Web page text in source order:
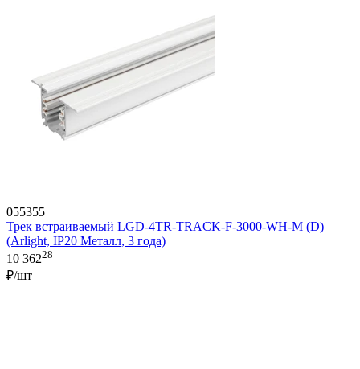
055355
Трек встраиваемый LGD-4TR-TRACK-F-3000-WH-M (D)
(Arlight, IP20 Металл, 3 года)
10 36228
₽/шт